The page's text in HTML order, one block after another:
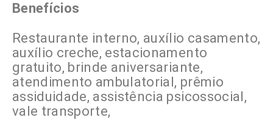
Benefícios
Restaurante interno, auxílio casamento,
auxílio creche, estacionamento
gratuito, brinde aniversariante,
atendimento ambulatorial, prêmio
assiduidade, assistência psicossocial,
vale transporte,